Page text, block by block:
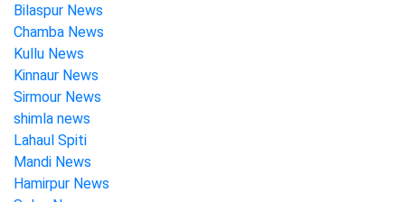
Bilaspur News
Chamba News
Kullu News
Kinnaur News
Sirmour News
shimla news
Lahaul Spiti
Mandi News
Hamirpur News